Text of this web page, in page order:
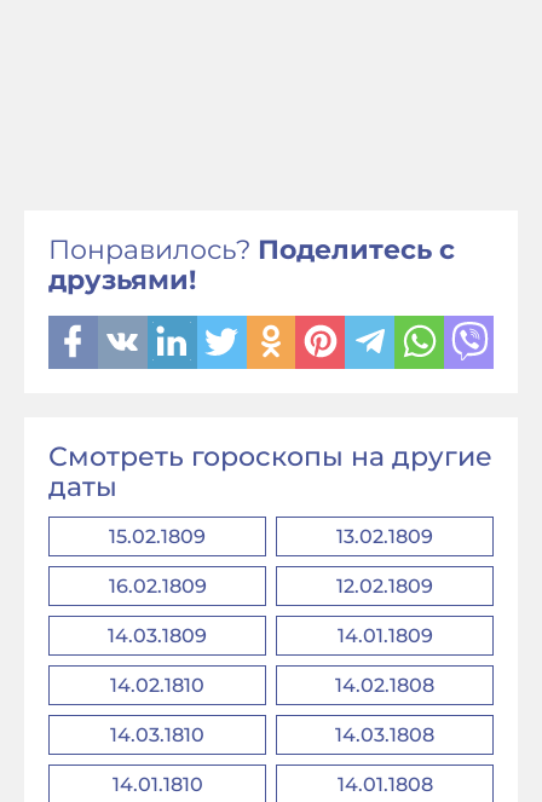
Понравилось? Поделитесь с
друзьями!
Смотреть гороскопы на другие
даты
15.02.1809 13.02.1809
16.02.1809 12.02.1809
14.03.1809 14.01.1809
14.02.1810 14.02.1808
14.03.1810 14.03.1808
14.01.1810 14.01.1808